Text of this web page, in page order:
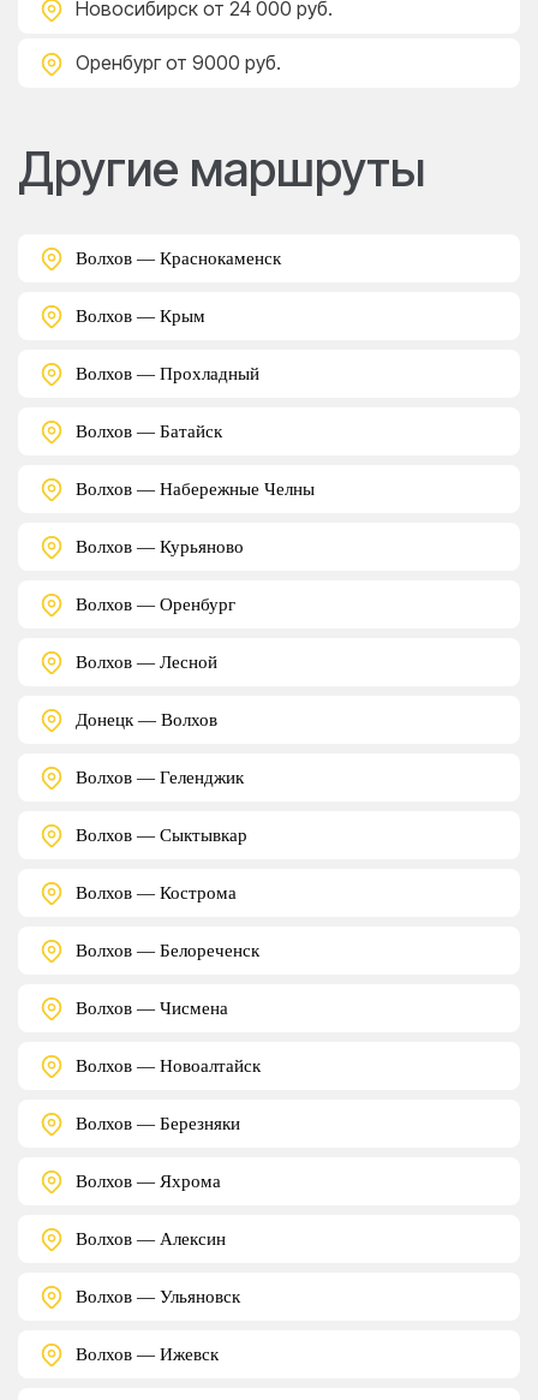
Новосибирск от 24 000 руб.
Оренбург от 9000 руб.
Другие маршруты
Волхов — Краснокаменск
Волхов — Крым
Волхов — Прохладный
Волхов — Батайск
Волхов — Набережные Челны
Волхов — Курьяново
Волхов — Оренбург
Волхов — Лесной
Донецк — Волхов
Волхов — Геленджик
Волхов — Сыктывкар
Волхов — Кострома
Волхов — Белореченск
Волхов — Чисмена
Волхов — Новоалтайск
Волхов — Березняки
Волхов — Яхрома
Волхов — Алексин
Волхов — Ульяновск
Волхов — Ижевск